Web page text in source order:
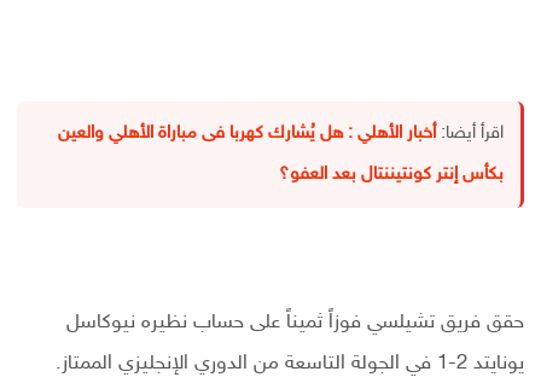
اقرأ أيضا: أخبار الأهلي : هل يُشارك كهربا فى مباراة الأهلي والعين
بكأس إنتر كونتيننتال بعد العفو؟
حقق فريق تشيلسي فوزاً ثميناً على حساب نظيره نيوكاسل
يونايتد 2-1 في الجولة التاسعة من الدوري الإنجليزي الممتاز.